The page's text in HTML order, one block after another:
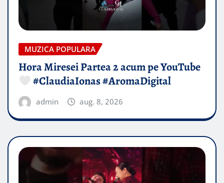
MUZICA POPULARA
Hora Miresei Partea 2 acum pe YouTube
#ClaudiaIonas #AromaDigital
admin aug. 8, 2026